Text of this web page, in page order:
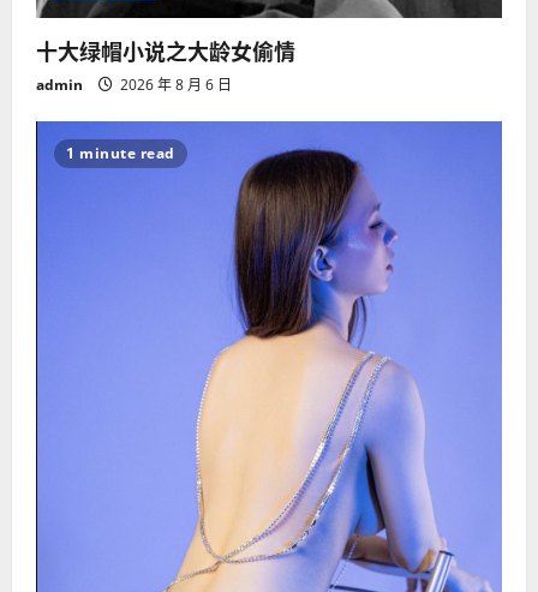
十大绿帽小说之大龄女偷情
admin 2026 年 8 月 6 日
1 minute read